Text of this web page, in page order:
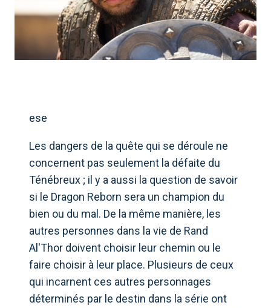
ese
Les dangers de la quête qui se déroule ne
concernent pas seulement la défaite du
Ténébreux ; il y a aussi la question de savoir
si le Dragon Reborn sera un champion du
bien ou du mal. De la même manière, les
autres personnes dans la vie de Rand
Al'Thor doivent choisir leur chemin ou le
faire choisir à leur place. Plusieurs de ceux
qui incarnent ces autres personnages
déterminés par le destin dans la série ont